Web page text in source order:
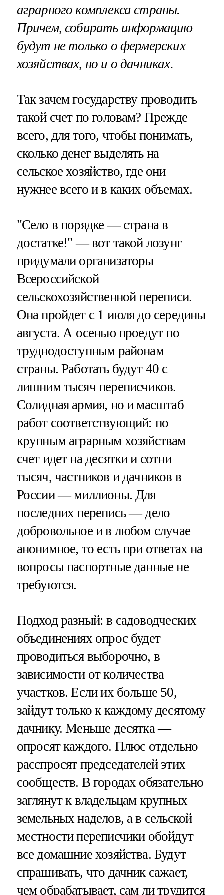
аграрного комплекса страны.
Причем, собирать информацию
будут не только о фермерских
хозяйствах, но и о дачниках.
Так зачем государству проводить
такой счет по головам? Прежде
всего, для того, чтобы понимать,
сколько денег выделять на
сельское хозяйство, где они
нужнее всего и в каких объемах.
"Село в порядке — страна в
достатке!" — вот такой лозунг
придумали организаторы
Всероссийской
сельскохозяйственной переписи.
Она пройдет с 1 июля до середины
августа. А осенью проедут по
труднодоступным районам
страны. Работать будут 40 с
лишним тысяч переписчиков.
Солидная армия, но и масштаб
работ соответствующий: по
крупным аграрным хозяйствам
счет идет на десятки и сотни
тысяч, частников и дачников в
России — миллионы. Для
последних перепись — дело
добровольное и в любом случае
анонимное, то есть при ответах на
вопросы паспортные данные не
требуются.
Подход разный: в садоводческих
объединениях опрос будет
проводиться выборочно, в
зависимости от количества
участков. Если их больше 50,
зайдут только к каждому десятому
дачнику. Меньше десятка —
опросят каждого. Плюс отдельно
расспросят председателей этих
сообществ. В городах обязательно
заглянут к владельцам крупных
земельных наделов, а в сельской
местности переписчики обойдут
все домашние хозяйства. Будут
спрашивать, что дачник сажает,
чем обрабатывает, сам ли трудится